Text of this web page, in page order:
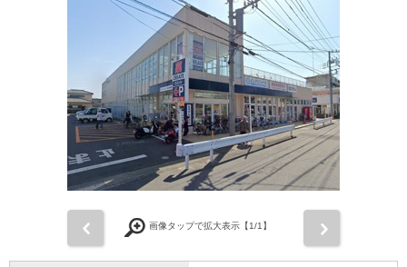
画像タップで拡大表示【1/1】